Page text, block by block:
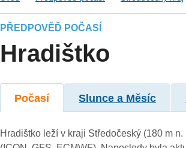
PŘEDPOVĚĎ POČASÍ
Hradištko
Počasí Slunce a Měsíc
Hradištko leží v kraji Středočeský (180 m